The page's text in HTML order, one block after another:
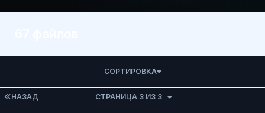
ПЕРВАЯ СТРАНИЦА
НАЗАД СТРАНИЦА 3 ИЗ 3
СОРТИРОВКА